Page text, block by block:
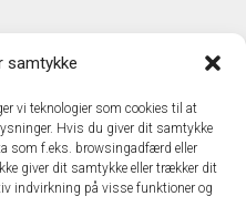
samtykke
vi teknologier som cookies til at
Hvis du giver dit samtykke
som f.eks. browsingadfærd eller
giver dit samtykke eller trækker dit
indvirkning på visse funktioner og
A/S
Glostrup
24 26 28